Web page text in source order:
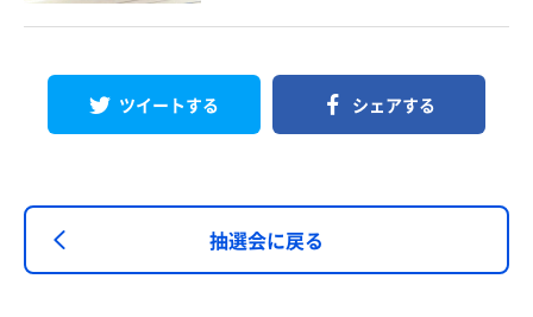
ツイートする シェアする
抽選会に戻る